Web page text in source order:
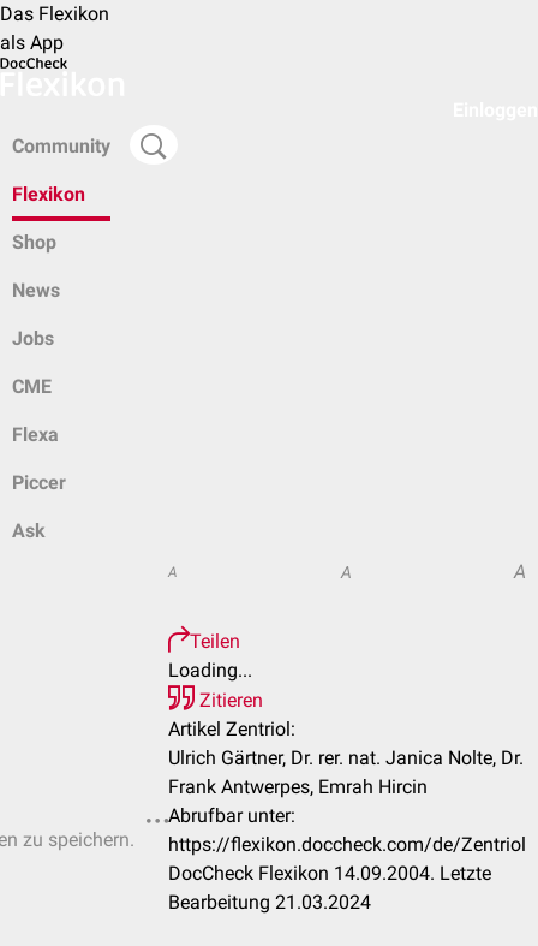
Das Flexikon
als App
Community
Flexikon
Shop
News
Jobs
CME
Flexa
Piccer
Ask
zu speichern.
A A A
Teilen
Loading...
Zitieren
Artikel Zentriol:
Ulrich Gärtner, Dr. rer. nat. Janica Nolte, Dr.
Frank Antwerpes, Emrah Hircin
Abrufbar unter:
https://flexikon.doccheck.com/de/Zentriol
DocCheck Flexikon 14.09.2004. Letzte
Bearbeitung 21.03.2024